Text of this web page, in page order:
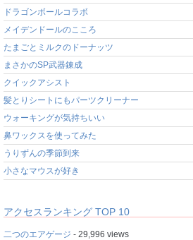
ドラゴンボールコラボ
メイデンドールのこころ
たまごとミルクのドーナッツ
まさかのSP武器錬成
クイックアシスト
髪とりシートにもパーツクリーナー
ウォーキングが気持ちいい
鼻ワックスを使ってみた
うりずんの季節到来
小さなマウスが好き
アクセスランキング TOP 10
二つのエアゲージ - 29,996 views